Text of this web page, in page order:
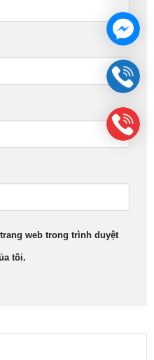
web trong trình duyệt
tôi.